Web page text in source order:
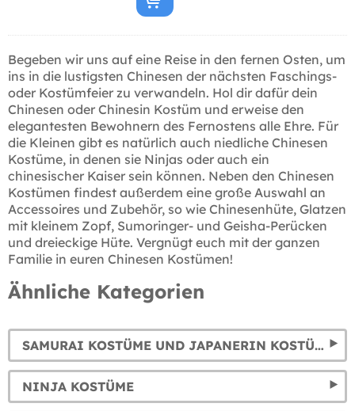
Begeben wir uns auf eine Reise in den fernen Osten, um
ins in die lustigsten Chinesen der nächsten Faschings-
oder Kostümfeier zu verwandeln. Hol dir dafür dein
Chinesen oder Chinesin Kostüm und erweise den
elegantesten Bewohnern des Fernostens alle Ehre. Für
die Kleinen gibt es natürlich auch niedliche Chinesen
Kostüme, in denen sie Ninjas oder auch ein
chinesischer Kaiser sein können. Neben den Chinesen
Kostümen findest außerdem eine große Auswahl an
Accessoires und Zubehör, so wie Chinesenhüte, Glatzen
mit kleinem Zopf, Sumoringer- und Geisha-Perücken
und dreieckige Hüte. Vergnügt euch mit der ganzen
Familie in euren Chinesen Kostümen!
Ähnliche Kategorien
SAMURAI KOSTÜME UND JAPANERIN KOSTÜME
NINJA KOSTÜME